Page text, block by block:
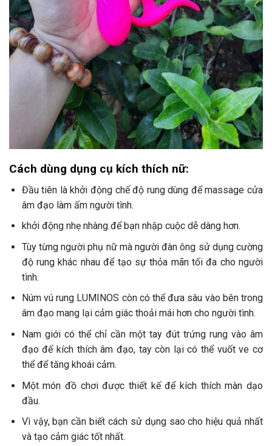
Cách dùng dụng cụ kích thích nữ:
Đầu tiên là khởi động chế độ rung dùng để massage cửa
âm đạo làm ấm người tình.
khởi động nhẹ nhàng để bạn nhập cuộc dễ dàng hơn.
Tùy từng người phụ nữ mà người đàn ông sử dụng cường
độ rung khác nhau để tạo sự thỏa mãn tối đa cho người
tình.
Núm vú rung LUMINOS còn có thể đưa sâu vào bên trong
âm đạo mang lại cảm giác thoải mái hơn cho người tình.
Nam giới có thể chỉ cần một tay đút trứng rung vào âm
đạo để kích thích âm đạo, tay còn lại có thể vuốt ve cơ
thể để tăng khoái cảm.
Một món đồ chơi được thiết kế để kích thích màn dạo
đầu.
Vì vậy, bạn cần biết cách sử dụng sao cho hiệu quả nhất
và tạo cảm giác tốt nhất.